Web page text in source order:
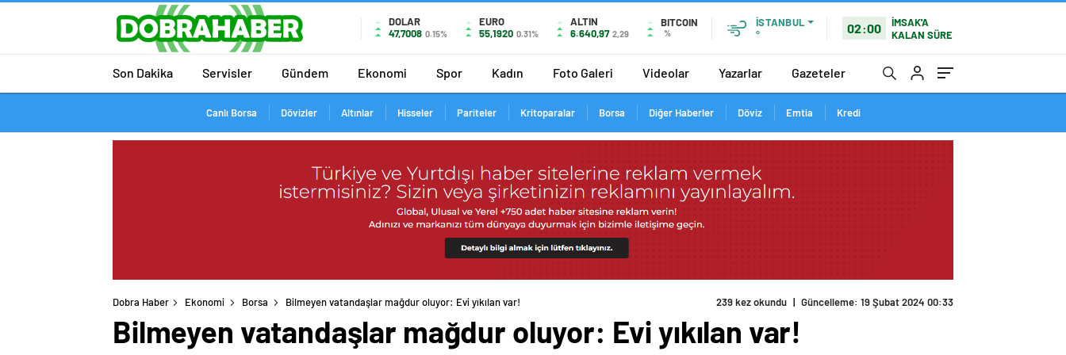
DOLAR
47,7008 0.15%
EURO
55,1920 0.31%
ALTIN
6.640,97 2,29
BITCOIN
%
İSTANBUL
°
02:00
İMSAK'A
KALAN SÜRE
Son Dakika Servisler Gündem Ekonomi Spor Kadın Foto Galeri Videolar Yazarlar Gazeteler
Canlı Borsa Dövizler Altınlar Hisseler Pariteler Kritoparalar Borsa Diğer Haberler Döviz Emtia Kredi
Dobra Haber Ekonomi Borsa Bilmeyen vatandaşlar mağdur oluyor: Evi yıkılan var!
Bilmeyen vatandaşlar mağdur oluyor: Evi yıkılan var!